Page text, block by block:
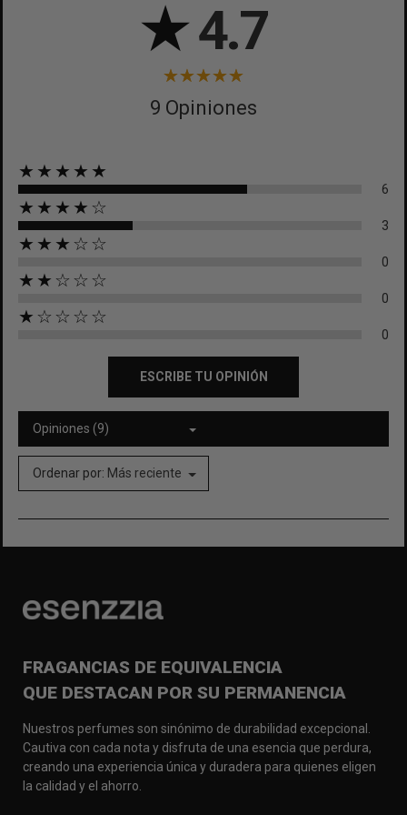
★4.7
9 Opiniones
★★★★★
6
★★★★☆
3
★★★☆☆
0
★★☆☆☆
0
★☆☆☆☆
0
ESCRIBE TU OPINIÓN
Opiniones (9)
Ordenar por: Más reciente
FRAGANCIAS DE EQUIVALENCIA
QUE DESTACAN POR SU PERMANENCIA
Nuestros perfumes son sinónimo de durabilidad excepcional.
Cautiva con cada nota y disfruta de una esencia que perdura,
creando una experiencia única y duradera para quienes eligen
la calidad y el ahorro.